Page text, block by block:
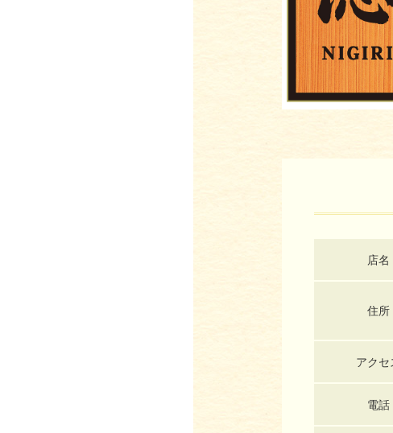
店名
住所
アクセ
電話